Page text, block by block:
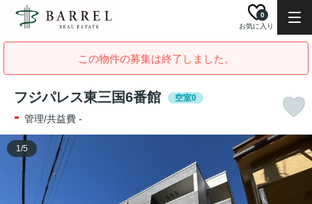
お気に入り
0
この物件の募集は終了しました。
フジパレス東三国6番館 空室0
- 管理/共益費 -
1/5